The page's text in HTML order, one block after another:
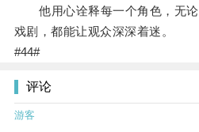
他用心诠释每一个角色，无论
戏剧，都能让观众深深着迷。
#44#
评论
游客